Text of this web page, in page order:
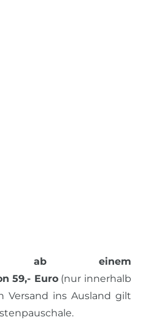
ab einem
59,- Euro(nur innerhalb
Versand ins Ausland gilt